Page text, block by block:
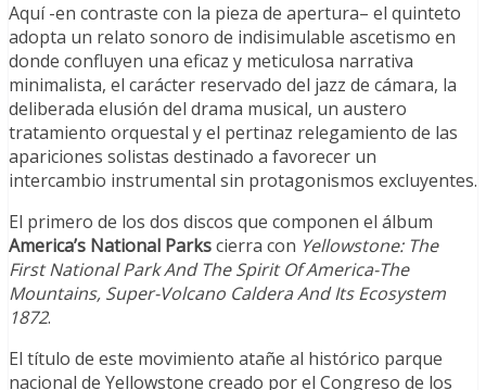
Aquí -en contraste con la pieza de apertura– el quinteto
adopta un relato sonoro de indisimulable ascetismo en
donde confluyen una eficaz y meticulosa narrativa
minimalista, el carácter reservado del jazz de cámara, la
deliberada elusión del drama musical, un austero
tratamiento orquestal y el pertinaz relegamiento de las
apariciones solistas destinado a favorecer un
intercambio instrumental sin protagonismos excluyentes.
El primero de los dos discos que componen el álbum
America’s National Parkscierra con Yellowstone: The
First National Park And The Spirit Of America-The
Mountains, Super-Volcano Caldera And Its Ecosystem
1872.
El título de este movimiento atañe al histórico parque
nacional de Yellowstone creado por el Congreso de los